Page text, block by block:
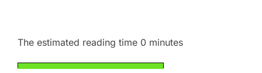
The estimated reading time 0 minutes